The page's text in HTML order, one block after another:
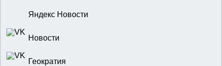
Яндекс Новости
Новости
Геократия